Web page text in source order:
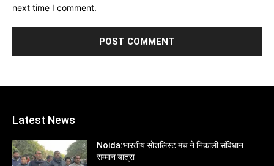
next time I comment.
Latest News
Noida:भारतीय सोशलिस्ट मंच ने निकाली संविधान
सम्मान यात्रा